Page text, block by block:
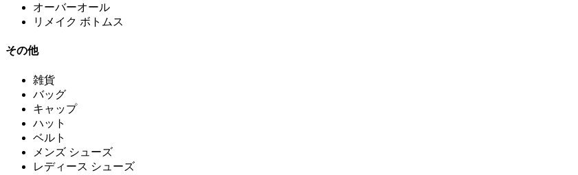
オーバーオール
リメイク ボトムス
その他
雑貨
バッグ
キャップ
ハット
ベルト
メンズ シューズ
レディース シューズ